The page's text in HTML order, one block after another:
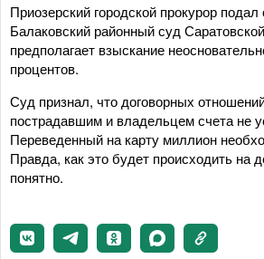
Приозерский городской прокурор
Балаковский районный суд
предполагает взыскание
процентов.
Суд признал, что договорных
пострадавшим и владельцем счета не
Переведенный на карту миллион
Правда, как это будет происходить на
понятно.